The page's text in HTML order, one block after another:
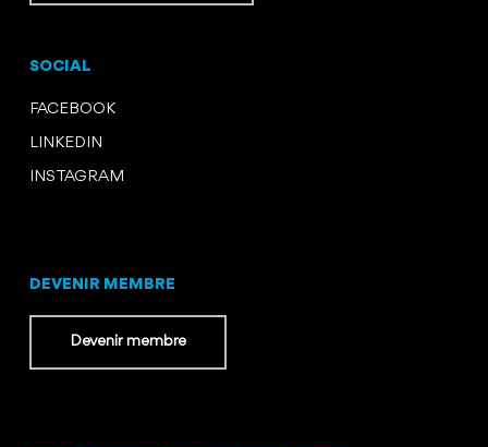
SOCIAL
FACEBOOK
LINKEDIN
INSTAGRAM
DEVENIR MEMBRE
Devenir membre